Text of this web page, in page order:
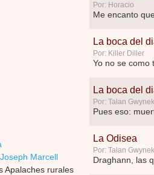
Joseph Marcell
Apalaches rurales
Por: Horacio
La boca del
Por: Killer Diller
Yo no se como
La boca del
Por: Talan Gwynek
La Odisea
Por: Talan Gwynek
Draghann, las